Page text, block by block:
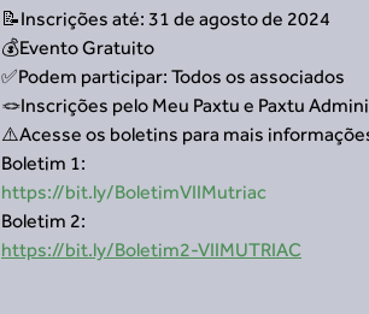
📝Inscrições até: 31 de agosto de 2024
💰Evento Gratuito
✅Podem participar: Todos os associados
🪢Inscrições pelo Meu Paxtu e Paxtu
⚠️Acesse os boletins para mais
Boletim 1:
https://bit.ly/BoletimVIIMutriac
Boletim 2:
https://bit.ly/Boletim2-VIIMUTRIAC